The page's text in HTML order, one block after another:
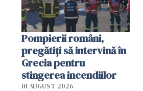
Pompierii români,
pregătiţi să intervină în
Grecia pentru
stingerea incendiilor
01 AUGUST 2026